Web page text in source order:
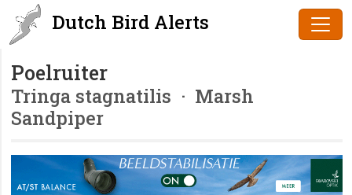
Dutch Bird Alerts
Poelruiter
Tringa stagnatilis · Marsh
Sandpiper